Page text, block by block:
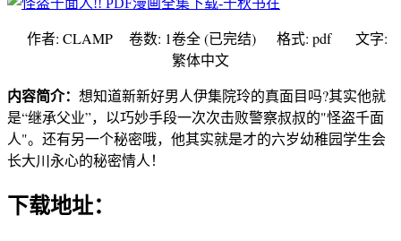
作者: CLAMP 卷数: 1卷全 (已完结) 格式: pdf 文字:
繁体中文
内容简介： 想知道新新好男人伊集院玲的真面目吗?其实他就
是“继承父业”，以巧妙手段一次次击败警察叔叔的"怪盗千面
人"。还有另一个秘密哦，他其实就是才的六岁幼稚园学生会
长大川永心的秘密情人！
下载地址：